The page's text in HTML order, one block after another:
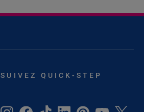
SUIVEZ QUICK-STEP